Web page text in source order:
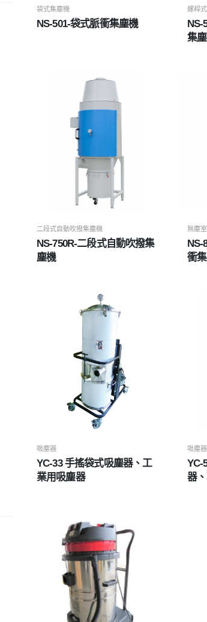
袋式集塵機
NS-501-袋式脈衝集塵機
螺桿
NS-
集
二段式自動吹撥集塵機
NS-750R-二段式自動吹撥集
塵機
無塵
NS-
衝
吸塵器
YC-33 手搖袋式吸塵器、工
業用吸塵器
吸塵器
YC-
器